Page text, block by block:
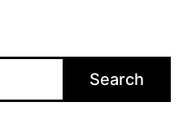
Search